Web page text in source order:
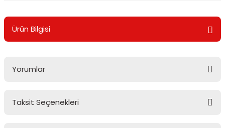
Ürün Bilgisi
Yorumlar
Taksit Seçenekleri